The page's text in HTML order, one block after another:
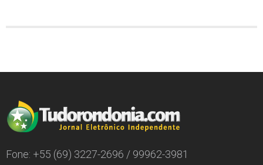
Fone: +55 (69) 3227-2696 / 99962-3981